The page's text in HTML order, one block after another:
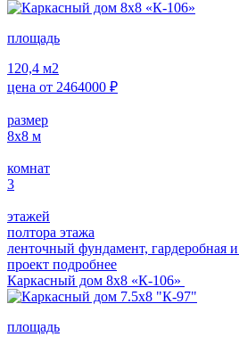
площадь
120,4 м2
цена от 2464000 ₽
размер
8х8 м
комнат
3
этажей
полтора этажа
ленточный фундамент, гардеробная
проект подробнее
Каркасный дом 8х8 «К-106»
площадь